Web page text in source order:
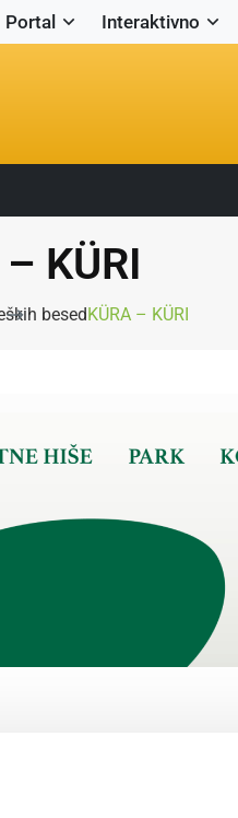
Portal Interaktivno
KÜRI
besedKÜRA – KÜRI